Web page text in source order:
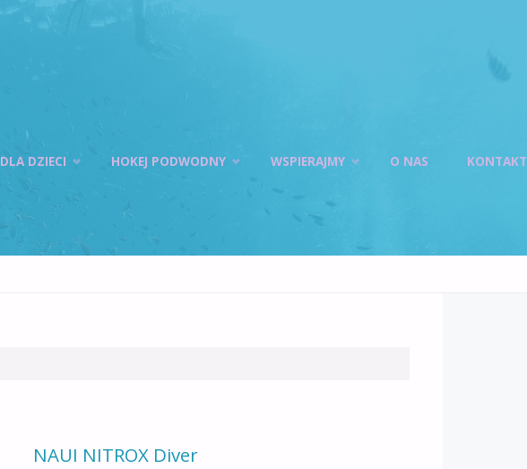
DLA DZIECI HOKEJ PODWODNY WSPIERAJMY O NAS KONTAKT
NAUI NITROX Diver